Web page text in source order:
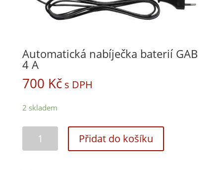
Automatická nabíječka baterií GAB
4 A
700 Kč s DPH
2 skladem
Přidat do košíku